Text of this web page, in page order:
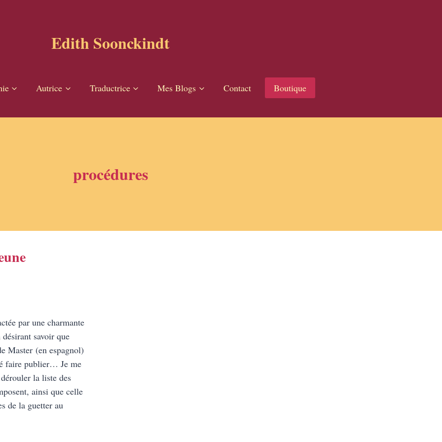
Edith Soonckindt
Autrice Traductrice Mes Blogs Contact Boutique
procédures
par une charmante
savoir que
Master (en espagnol)
faire publier… Je me
la liste des
ainsi que celle
de la guetter au